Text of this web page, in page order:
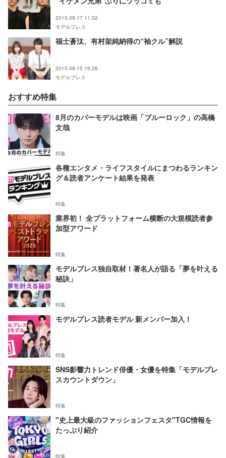
2015.09.17 11:32
モデルプレス
福士蒼汰、有村架純納得の“袖クル”解説
2015.09.15 19:26
モデルプレス
おすすめ特集
8月のカバーモデルは映画「ブルーロック」の高橋
文哉
特集
各種エンタメ・ライフスタイルにまつわるランキン
グ＆読者アンケート結果を発表
特集
業界初！ 全プラットフォーム横断の大規模読者参
加型アワード
特集
モデルプレス独自取材！著名人が語る「夢を叶える
秘訣」
特集
モデルプレス読者モデル 新メンバー加入！
特集
SNS影響力トレンド俳優・女優を特集「モデルプレ
スカウントダウン」
特集
"史上最大級のファッションフェスタ"TGC情報を
たっぷり紹介
特集